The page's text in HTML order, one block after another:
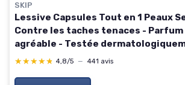
SKIP
Lessive Capsules Tout en 1 Peaux
Contre les taches tenaces -
agréable - Testée
Lavages 44 unité (Lot de 1) Skip
★★★★★
★★★★★ 4,8/5 — 441 avis